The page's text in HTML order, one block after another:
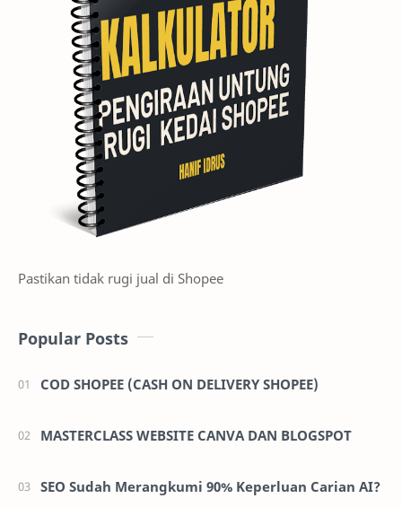
Pastikan tidak rugi jual di Shopee
Popular Posts
COD SHOPEE (CASH ON DELIVERY SHOPEE)
MASTERCLASS WEBSITE CANVA DAN BLOGSPOT
SEO Sudah Merangkumi 90% Keperluan Carian AI?